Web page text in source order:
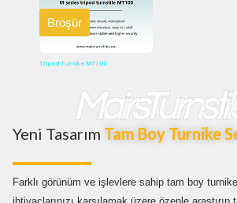
Tripod Turnike MT100
Broşür
Yeni Tasarım Tam Boy Turnike
Farklı görünüm ve işlevlere sahip tam boy